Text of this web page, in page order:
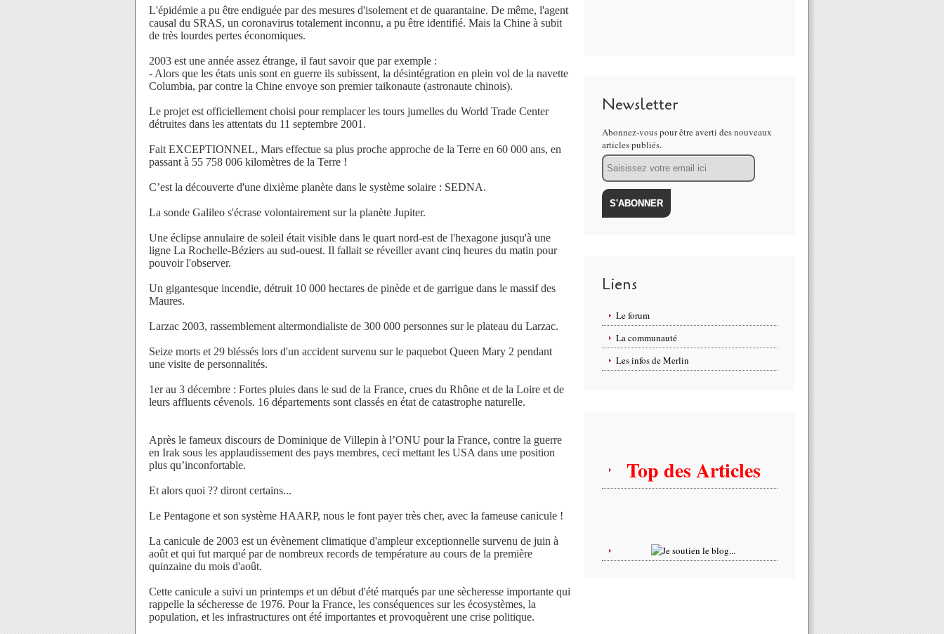
L'épidémie a pu être endiguée par des mesures d'isolement et de quarantaine. De même, l'agent
causal du SRAS, un coronavirus totalement inconnu, a pu être identifié. Mais la Chine à subit
de très lourdes pertes économiques.
2003 est une année assez étrange, il faut savoir que par exemple :
- Alors que les états unis sont en guerre ils subissent, la désintégration en plein vol de la navette
Columbia, par contre la Chine envoye son premier taikonaute (astronaute chinois).
Le projet est officiellement choisi pour remplacer les tours jumelles du World Trade Center
détruites dans les attentats du 11 septembre 2001.
Fait EXCEPTIONNEL, Mars effectue sa plus proche approche de la Terre en 60 000 ans, en
passant à 55 758 006 kilomètres de la Terre !
C’est la découverte d'une dixième planète dans le système solaire : SEDNA.
La sonde Galileo s'écrase volontairement sur la planète Jupiter.
Une éclipse annulaire de soleil était visible dans le quart nord-est de l'hexagone jusqu'à une
ligne La Rochelle-Béziers au sud-ouest. Il fallait se réveiller avant cinq heures du matin pour
pouvoir l'observer.
Un gigantesque incendie, détruit 10 000 hectares de pinède et de garrigue dans le massif des
Maures.
Larzac 2003, rassemblement altermondialiste de 300 000 personnes sur le plateau du Larzac.
Seize morts et 29 bléssés lors d'un accident survenu sur le paquebot Queen Mary 2 pendant
une visite de personnalités.
1er au 3 décembre : Fortes pluies dans le sud de la France, crues du Rhône et de la Loire et de
leurs affluents cévenols. 16 départements sont classés en état de catastrophe naturelle.
Après le fameux discours de Dominique de Villepin à l’ONU pour la France, contre la guerre
en Irak sous les applaudissement des pays membres, ceci mettant les USA dans une position
plus qu’inconfortable.
Et alors quoi ?? diront certains...
Le Pentagone et son système HAARP, nous le font payer très cher, avec la fameuse canicule !
La canicule de 2003 est un évènement climatique d'ampleur exceptionnelle survenu de juin à
août et qui fut marqué par de nombreux records de température au cours de la première
quinzaine du mois d'août.
Cette canicule a suivi un printemps et un début d'été marqués par une sècheresse importante qui
rappelle la sécheresse de 1976. Pour la France, les conséquences sur les écosystèmes, la
population, et les infrastructures ont été importantes et provoquèrent une crise politique.
Newsletter
Abonnez-vous pour être averti des nouveaux
articles publiés.
Email
Liens
Le forum
La communauté
Les infos de Merlin
Top des Articles